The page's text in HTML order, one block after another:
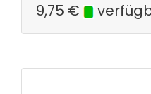
9,75 €